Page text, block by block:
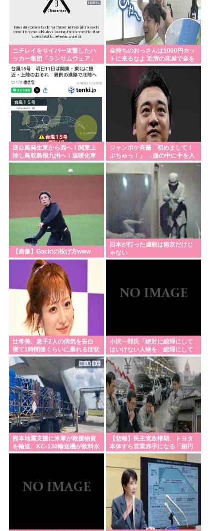
糧世帯「…」
【嫉妬】日本発のゲーム「めっちゃカメレオン」が
世界で1500万本売れる
デンマーク人「野獣の日に来てみたよ。最高にCOOL
だね」
中国製EVが充電中に発火炎上🔥🚗🔥🔥
【（・(ェ)・）】クマを「溺死」させて駆除、町役場
に1週間「抗議」殺到…なぜ銃を使えなかった？岩
手・雫石町が明かす背景
Powered by livedoor 相互RSS
ニチレイをサイバー攻撃したハ
ッカー集団「ランサムウェア」
個人情報など20万件以上をダー
クウェブ上に公開か
金持ちのおっさんは1000円カッ
トに来るなよ 近所の床屋で金を
使ってくれ それが貴族ってもん
逆台風発生東から西へ！関東上
陸し鳥取島根九州へ！温暖化車
カスのせいで気象がシッチャカ
ジャンポケ斉藤「初めまして！
ぶちゅっ！」 →服の中に手を入
れ胸を揉み始める。 これ異常者
だろ(´・ω・`)
【画像】Gacktの投げ方www
日本が行った虐殺は南京だけじ
ゃない
辻希美、息子2人の病気を告白
寝て1時間後くらいに暴れる症状
「夜驚症」にファンからアドバ
イスの声
小沢一郎氏「絶対に総理にして
はいけない人物を、総理にして
しまった。もはや取り返しがつ
かない」
熊本地震支援に米軍が救援物資
を輸送、KC-130輸送機が飲料水
約16トンを空輸！
【悲報】民主党政権期、トヨタ
本体すら営業赤字になる「超円
高」…中小企業の景況も厳しい
水準だった←これ